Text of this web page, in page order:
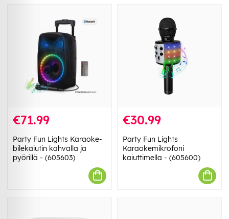
€71.99
Party Fun Lights Karaoke-
bilekaiutin kahvalla ja
pyörillä - (605603)
€30.99
Party Fun Lights
Karaokemikrofoni
kaiuttimella - (605600)